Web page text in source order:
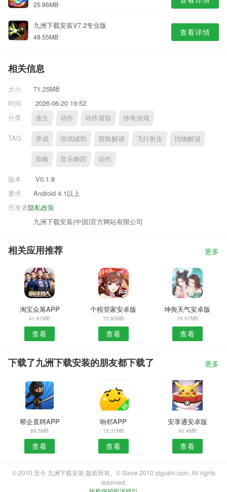
25.86MB
九洲下载安装V7.2专业版
48.55MB 查看详情
相关信息
大小
71.25MB
时间
2026-06-20 19:52
分类
逃生 动作 动作冒险 传奇游戏
TAG 养成 游戏辅助 冒险解谜 飞行射击 找物解谜
策略 音乐舞蹈 动作
版本
V0.1.8
要求
Android 4.1以上
隐私政策
开发者
九洲下载安装(中国)官方网站有限公司
相关应用推荐 更多
淘宝众筹APP
41.87MB
查看
个税管家安卓版
72.83MB
查看
坤舆天气安卓版
78.57MB
查看
下载了九洲下载安装的朋友都下载了 更多
帮企直聘APP
89.5MB
查看
响邻APP
15.31MB
查看
安享通安卓版
90.4MB
查看
© 2010 至今 九洲下载安装 版权所有。© Since 2010 qigushi.com. All rights
reserved.